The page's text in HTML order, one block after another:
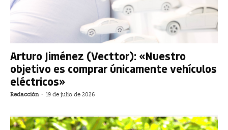
Arturo Jiménez (Vecttor): «Nuestro
objetivo es comprar únicamente vehículos
eléctricos»
Redacción - 19 de julio de 2026